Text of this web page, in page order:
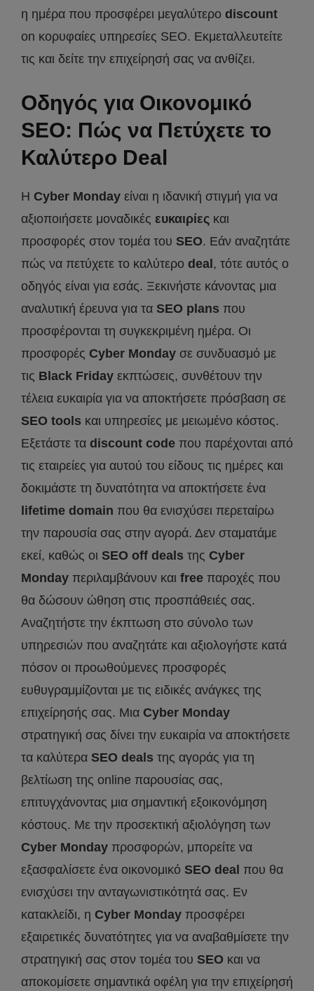
η ημέρα που προσφέρει μεγαλύτερο discount
on κορυφαίες υπηρεσίες SEO. Εκμεταλλευτείτε
τις και δείτε την επιχείρησή σας να ανθίζει.
Οδηγός για Οικονομικό
SEO: Πώς να Πετύχετε το
Καλύτερο Deal
Η Cyber Monday είναι η ιδανική στιγμή για να
αξιοποιήσετε μοναδικές ευκαιρίες και
προσφορές στον τομέα του SEO. Εάν αναζητάτε
πώς να πετύχετε το καλύτερο deal , τότε αυτός ο
οδηγός είναι για εσάς. Ξεκινήστε κάνοντας μια
αναλυτική έρευνα για τα SEO plans που
προσφέρονται τη συγκεκριμένη ημέρα. Οι
προσφορές Cyber Monday σε συνδυασμό με
τις Black Friday εκπτώσεις, συνθέτουν την
τέλεια ευκαιρία για να αποκτήσετε πρόσβαση σε
SEO tools και υπηρεσίες με μειωμένο κόστος.
Εξετάστε τα discount code που παρέχονται από
τις εταιρείες για αυτού του είδους τις ημέρες και
δοκιμάστε τη δυνατότητα να αποκτήσετε ένα
lifetime domain που θα ενισχύσει περεταίρω
την παρουσία σας στην αγορά. Δεν σταματάμε
εκεί, καθώς οι SEO off deals της Cyber
Monday περιλαμβάνουν και free παροχές που
θα δώσουν ώθηση στις προσπάθειές σας.
Αναζητήστε την έκπτωση στο σύνολο των
υπηρεσιών που αναζητάτε και αξιολογήστε κατά
πόσον οι προωθούμενες προσφορές
ευθυγραμμίζονται με τις ειδικές ανάγκες της
επιχείρησής σας. Μια Cyber Monday
στρατηγική σας δίνει την ευκαιρία να αποκτήσετε
τα καλύτερα SEO deals της αγοράς για τη
βελτίωση της online παρουσίας σας,
επιτυγχάνοντας μια σημαντική εξοικονόμηση
κόστους. Με την προσεκτική αξιολόγηση των
Cyber Monday προσφορών, μπορείτε να
εξασφαλίσετε ένα οικονομικό SEO deal που θα
ενισχύσει την ανταγωνιστικότητά σας. Εν
κατακλείδι, η Cyber Monday προσφέρει
εξαιρετικές δυνατότητες για να αναβαθμίσετε την
στρατηγική σας στον τομέα του SEO και να
αποκομίσετε σημαντικά οφέλη για την επιχείρησή